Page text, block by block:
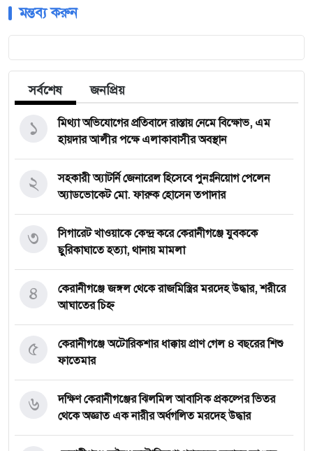
মন্তব্য করুন
সর্বশেষ জনপ্রিয়
মিথ্যা অভিযোগের প্রতিবাদে রাস্তায় নেমে বিক্ষোভ, এম
হায়দার আলীর পক্ষে এলাকাবাসীর অবস্থান
১
সহকারী অ্যাটর্নি জেনারেল হিসেবে পুনঃনিয়োগ পেলেন
অ্যাডভোকেট মো. ফারুক হোসেন তপাদার
২
সিগারেট খাওয়াকে কেন্দ্র করে কেরানীগঞ্জে যুবককে
ছুরিকাঘাতে হত্যা, থানায় মামলা
৩
কেরানীগঞ্জে জঙ্গল থেকে রাজমিস্ত্রির মরদেহ উদ্ধার, শরীরে
আঘাতের চিহ্ন
৪
কেরানীগঞ্জে অটোরিকশার ধাক্কায় প্রাণ গেল ৪ বছরের শিশু
ফাতেমার
৫
দক্ষিণ কেরানীগঞ্জের ঝিলমিল আবাসিক প্রকল্পের ভিতর
থেকে অজ্ঞাত এক নারীর অর্ধগলিত মরদেহ উদ্ধার
৬